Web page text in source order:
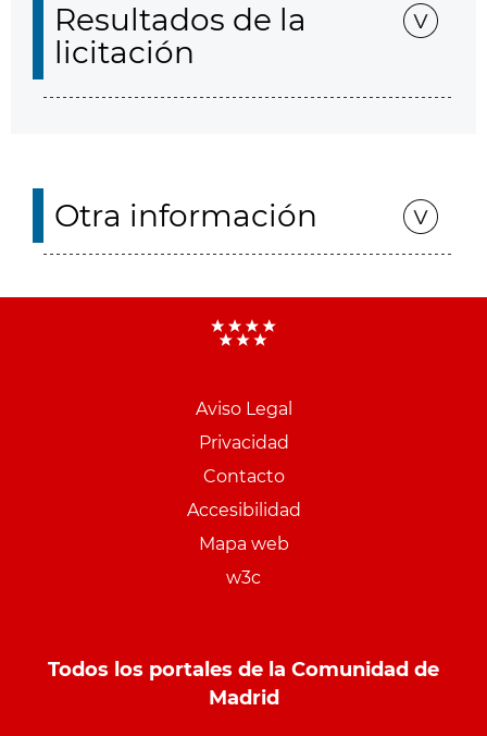
Resultados de la
licitación
Otra información
Aviso Legal
Privacidad
Contacto
Accesibilidad
Mapa web
w3c
Todos los portales de la Comunidad de
Madrid